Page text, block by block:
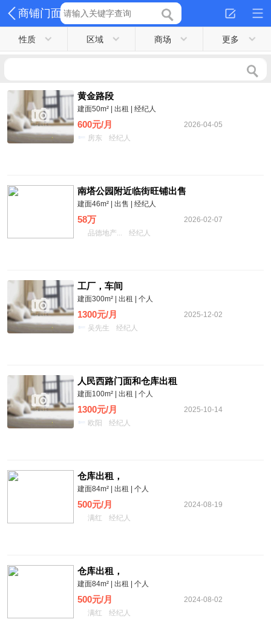
商铺门面
性质 区域 商场 更多
黄金路段
建面50m² | 出租 | 经纪人
600元/月
2026-04-05
房东
经纪人
南塔公园附近临街旺铺出售
建面46m² | 出售 | 经纪人
58万
2026-02-07
品德地产...
经纪人
工厂，车间
建面300m² | 出租 | 个人
1300元/月
2025-12-02
吴先生
经纪人
人民西路门面和仓库出租
建面100m² | 出租 | 个人
1300元/月
2025-10-14
欧阳
经纪人
仓库出租，
建面84m² | 出租 | 个人
500元/月
2024-08-19
满红
经纪人
仓库出租，
建面84m² | 出租 | 个人
500元/月
2024-08-02
满红
经纪人